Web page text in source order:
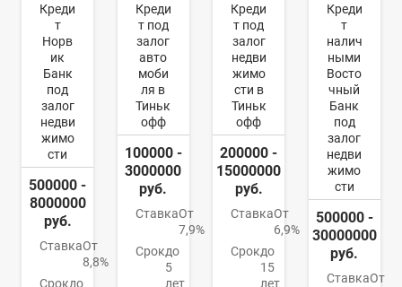
Креди
т
Норв
ик
Банк
под
залог
недви
жимо
сти
500000 -
8000000
руб.
СтавкаОт
8,8%
Срокдо
Креди
т под
залог
авто
моби
ля в
Тиньк
офф
100000 -
3000000
руб.
СтавкаОт
7,9%
Срокдо
5
лет
Креди
т под
залог
недви
жимо
сти в
Тиньк
офф
200000 -
15000000
руб.
СтавкаОт
6,9%
Срокдо
15
лет
Креди
т
налич
ными
Восто
чный
Банк
под
залог
недви
жимо
сти
500000 -
30000000
руб.
СтавкаОт